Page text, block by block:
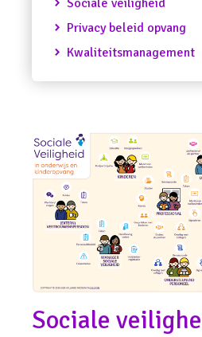
Sociale veiligheid
Privacy beleid opvang
Kwaliteitsmanagement
Sociale